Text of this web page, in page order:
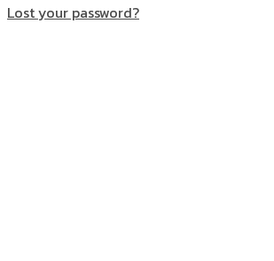
Lost your password?